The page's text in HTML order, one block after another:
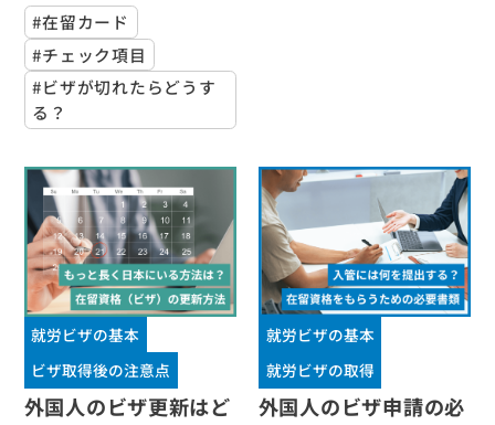
#在留カード
#チェック項目
#ビザが切れたらどうす
る？
就労ビザの基本
ビザ取得後の注意点
外国人のビザ更新はど
就労ビザの基本
就労ビザの取得
外国人のビザ申請の必